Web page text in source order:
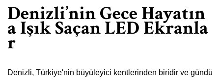
Denizli’nin Gece Hayatın
a Işık Saçan LED Ekranla
r
Denizli, Türkiye'nin büyüleyici kentlerinden biridir ve gündü